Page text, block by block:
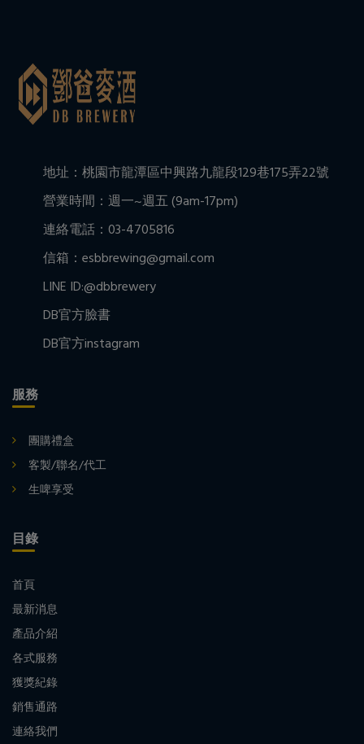
地址：桃園市龍潭區中興路九龍段129巷175弄22號
營業時間：週一~週五 (9am-17pm)
連絡電話：03-4705816
信箱：esbbrewing@gmail.com
LINE ID:@dbbrewery
DB官方臉書
DB官方instagram
服務
團購禮盒
客製/聯名/代工
生啤享受
目錄
首頁
最新消息
產品介紹
各式服務
獲獎紀錄
銷售通路
連絡我們